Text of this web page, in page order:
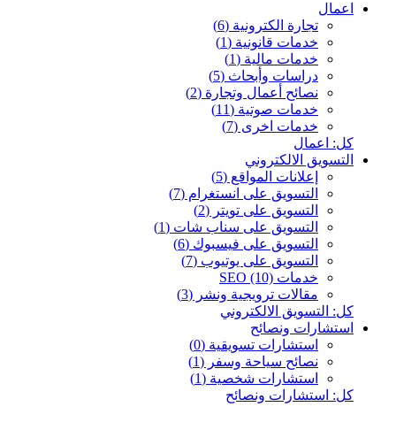
اعمال
تجارة الكترونية (6)
خدمات قانونية (1)
خدمات مالية (1)
دراسات وأبحاث (5)
نصائح أعمال وتجارة (2)
خدمات صوتية (11)
خدمات اخرى (7)
كل: اعمال
التسويق الالكتروني
إعلانات المواقع (5)
التسويق على انستغرام (7)
التسويق على تويتر (2)
التسويق على سناب شات (1)
التسويق على فيسبوك (6)
التسويق على يوتيوب (7)
خدمات SEO (10)
مقالات ترويجية ونشر (3)
كل: التسويق الالكتروني
استشارات ونصائح
استشارات تسويقية (0)
نصائح سياحة وسفر (1)
استشارات شخصية (1)
كل: استشارات ونصائح